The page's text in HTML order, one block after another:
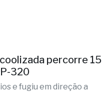
percorre 15
320
e fugiu em direção a